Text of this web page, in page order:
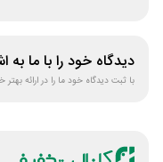
دیدگاه خود را با ما به
با ثبت دیدگاه خود ما را در ارائه